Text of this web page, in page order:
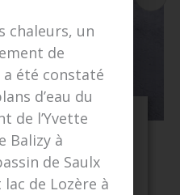
d’assainissement
de
chaleurs, un
de
été constaté
d’eau du
de l’Yvette
Balizy à
de Saulx
de Lozère à